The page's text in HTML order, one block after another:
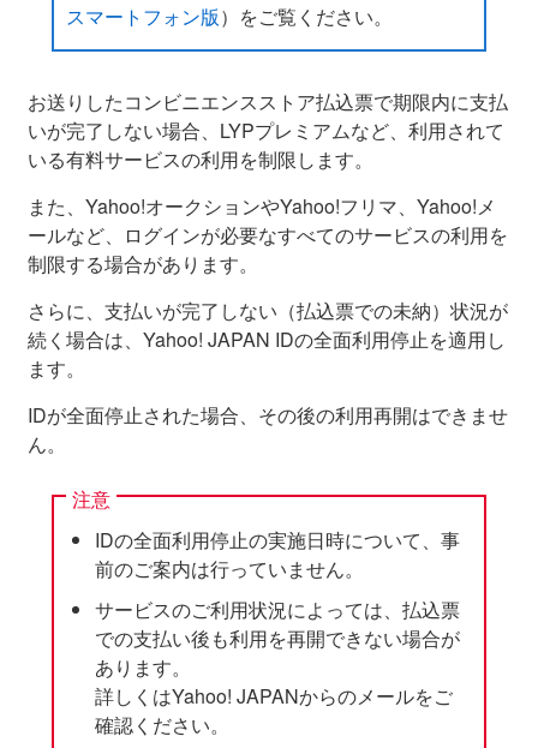
スマートフォン版）をご覧ください。
お送りしたコンビニエンスストア払込票で期限内に支払
いが完了しない場合、LYPプレミアムなど、利用されて
いる有料サービスの利用を制限します。
また、Yahoo!オークションやYahoo!フリマ、Yahoo!メ
ールなど、ログインが必要なすべてのサービスの利用を
制限する場合があります。
さらに、支払いが完了しない（払込票での未納）状況が
続く場合は、Yahoo! JAPAN IDの全面利用停止を適用し
ます。
IDが全面停止された場合、その後の利用再開はできませ
ん。
注意
IDの全面利用停止の実施日時について、事
前のご案内は行っていません。
サービスのご利用状況によっては、払込票
での支払い後も利用を再開できない場合が
あります。
詳しくはYahoo! JAPANからのメールをご
確認ください。